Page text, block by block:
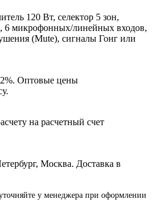
120 Вт, селектор 5 зон,
микрофонных/линейных входов,
(Mute), сигналы Гонг или
Оптовые цены
на расчетный счет
Москва. Доставка в
у менеджера при оформлении